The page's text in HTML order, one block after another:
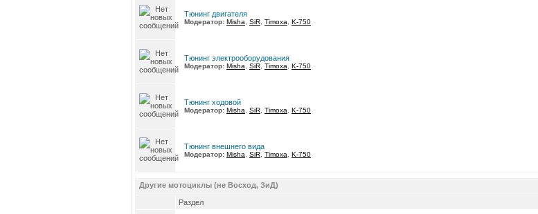
Тюнинг двигателя
Модератор: Misha SiR Timoxa K-750
Тюнинг электрооборудования
Модератор: Misha SiR Timoxa K-750
Тюнинг ходовой
Модератор: Misha SiR Timoxa K-750
Тюнинг внешнего вида
Модератор: Misha SiR Timoxa K-750
Другие мотоциклы (не Восход, ЗиД)
Раздел